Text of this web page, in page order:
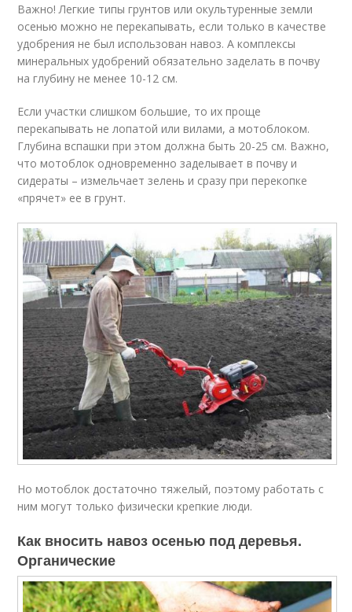
Важно! Легкие типы грунтов или окультуренные земли
осенью можно не перекапывать, если только в качестве
удобрения не был использован навоз. А комплексы
минеральных удобрений обязательно заделать в почву
на глубину не менее 10-12 см.
Если участки слишком большие, то их проще
перекапывать не лопатой или вилами, а мотоблоком.
Глубина вспашки при этом должна быть 20-25 см. Важно,
что мотоблок одновременно заделывает в почву и
сидераты – измельчает зелень и сразу при перекопке
«прячет» ее в грунт.
Но мотоблок достаточно тяжелый, поэтому работать с
ним могут только физически крепкие люди.
Как вносить навоз осенью под деревья.
Органические